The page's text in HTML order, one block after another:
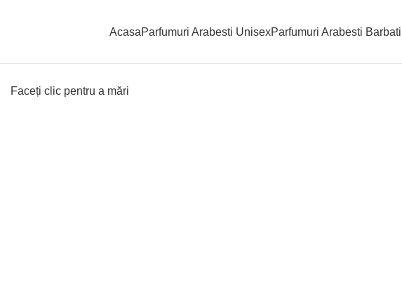
AcasaParfumuri Arabesti UnisexParfumuri Arabesti Barbati
Faceți clic pentru a mări